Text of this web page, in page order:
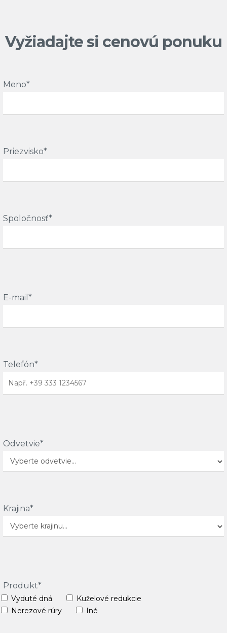
Vyžiadajte si cenovú ponuku
Meno*
Priezvisko*
Spoločnosť*
E-mail*
Telefón*
Odvetvie*
Krajina*
Produkt*
Vyduté dná
Kuželové redukcie
Nerezové rúry
Iné